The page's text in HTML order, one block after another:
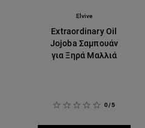
Elvive
Extraordinary Oil
Jojoba Σαμπουάν
για Ξηρά Μαλλιά
0/5